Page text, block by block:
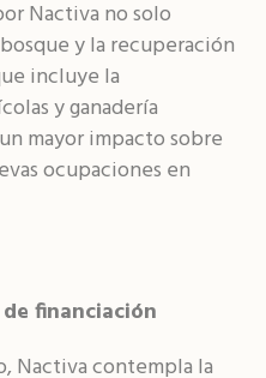
Nactiva no solo
y la recuperación
incluye la
y ganadería
mayor impacto sobre
ocupaciones en
financiación
Nactiva contempla la